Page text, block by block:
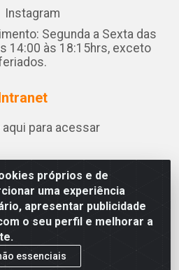
próprios e de
uma experiência
apresentar publicidade
o seu perfil e melhorar a
essenciais
Instagram
Segunda a Sexta das
14:00 às 18:15hrs, exceto
aqui para acessar
Jose de Souza Leite, 265 -
Flores/AL - CEP 57.442-000 -
0001-06